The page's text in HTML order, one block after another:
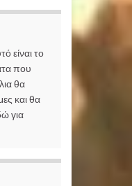
είναι το
που
θα
και θα
για